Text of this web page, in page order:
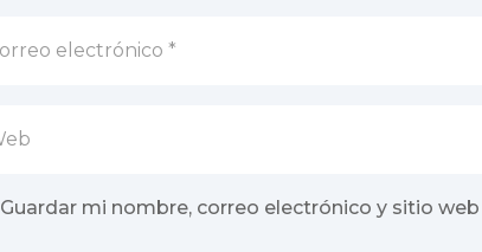
Guardar mi nombre, correo electrónico y sitio